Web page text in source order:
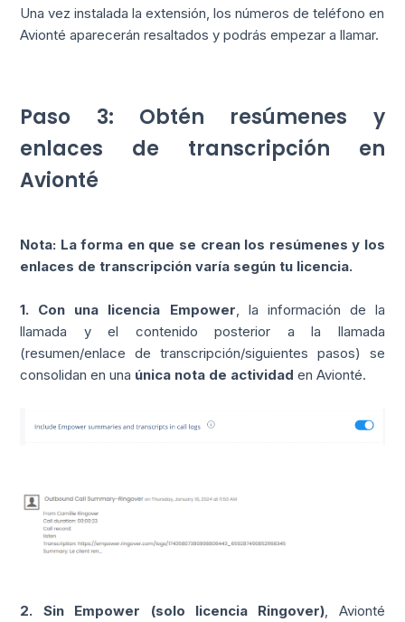
Una vez instalada la extensión, los números de teléfono en
Avionté aparecerán resaltados y podrás empezar a llamar.
Paso 3: Obtén resúmenes y
enlaces de transcripción en
Avionté
Nota: La forma en que se crean los resúmenes y los
enlaces de transcripción varía según tu licencia.
1. Con una licencia Empower, la información de la
llamada y el contenido posterior a la llamada
(resumen/enlace de transcripción/siguientes pasos) se
consolidan en una única nota de actividad en Avionté.
2. Sin Empower (solo licencia Ringover) , Avionté